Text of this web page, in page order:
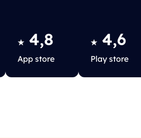
★ 4,8
App store
★ 4,6
Play store